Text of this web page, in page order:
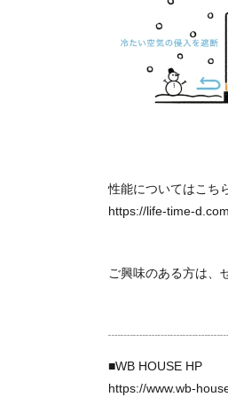
性能についてはこち
https://life-time-
ご興味のある方は、
■WB HOUSE HP
https://www.wb-